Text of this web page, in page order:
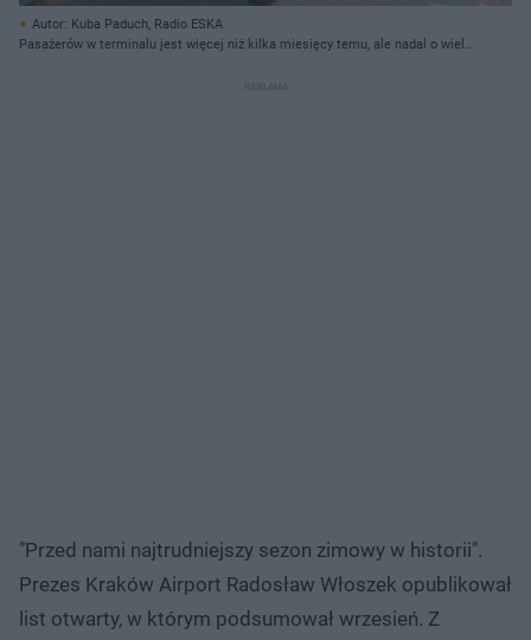
Autor: Kuba Paduch, Radio ESKA
Pasażerów w terminalu jest więcej niż kilka miesięcy temu, ale nadal o wiele
"Przed nami najtrudniejszy sezon zimowy w historii".
Prezes Kraków Airport Radosław Włoszek opublikował
list otwarty, w którym podsumował wrzesień. Z